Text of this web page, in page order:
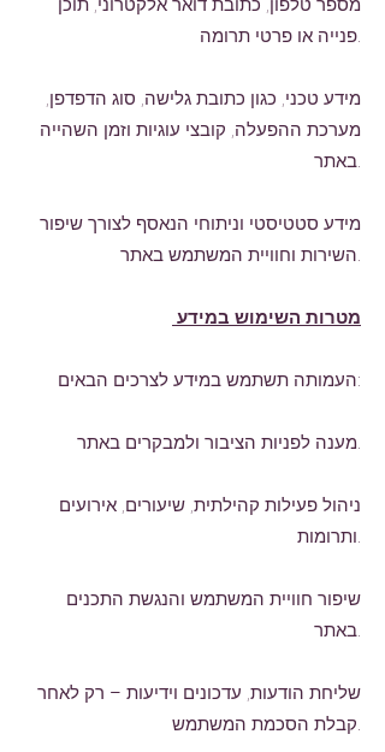
מספר טלפון, כתובת דואר אלקטרוני, תוכן
פנייה או פרטי תרומה.
מידע טכני, כגון כתובת גלישה, סוג הדפדפן,
מערכת ההפעלה, קובצי עוגיות וזמן השהייה
באתר.
מידע סטטיסטי וניתוחי הנאסף לצורך שיפור
השירות וחוויית המשתמש באתר.
מטרות השימוש במידע
העמותה תשתמש במידע לצרכים הבאים:
מענה לפניות הציבור ולמבקרים באתר.
ניהול פעילות קהילתית, שיעורים, אירועים
ותרומות.
שיפור חוויית המשתמש והנגשת התכנים
באתר.
שליחת הודעות, עדכונים וידיעות – רק לאחר
קבלת הסכמת המשתמש.